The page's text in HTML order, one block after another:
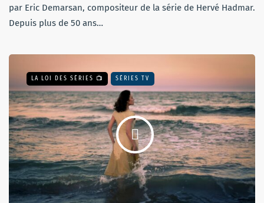
par Eric Demarsan, compositeur de la série de Hervé Hadmar.
Depuis plus de 50 ans…
LA LOI DES SÉRIES 📺 SÉRIES TV